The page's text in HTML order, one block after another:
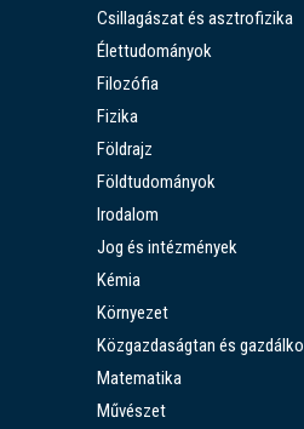
Csillagászat és asztrofizika
Élettudományok
Filozófia
Fizika
Földrajz
Földtudományok
Irodalom
Jog és intézmények
Kémia
Környezet
Közgazdaságtan és
Matematika
Művészet